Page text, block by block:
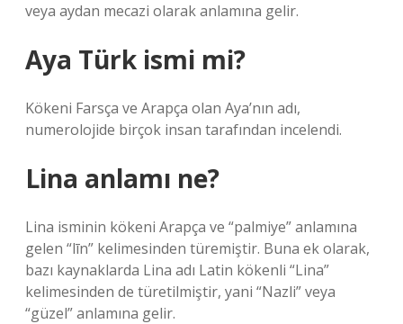
veya aydan mecazi olarak anlamına gelir.
Aya Türk ismi mi?
Kökeni Farsça ve Arapça olan Aya’nın adı,
numerolojide birçok insan tarafından incelendi.
Lina anlamı ne?
Lina isminin kökeni Arapça ve “palmiye” anlamına
gelen “līn” kelimesinden türemiştir. Buna ek olarak,
bazı kaynaklarda Lina adı Latin kökenli “Lina”
kelimesinden de türetilmiştir, yani “Nazli” veya
“güzel” anlamına gelir.